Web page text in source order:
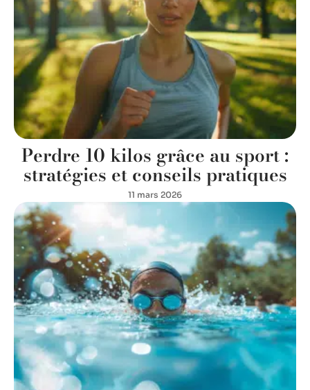
Perdre 10 kilos grâce au sport :
stratégies et conseils pratiques
11 mars 2026